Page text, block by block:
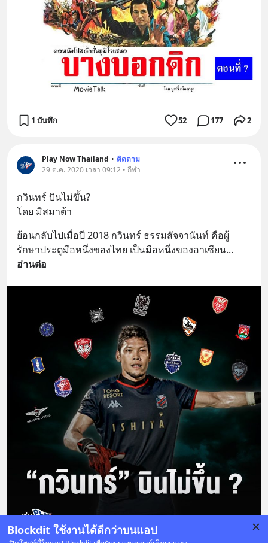
Blockdit ใช้งานได้ดีกว่าบนแอป
1 บันทึก 52 177 2
Play Now Thailand • ติดตาม
29 ต.ค. 2020 เวลา 09:12 • กีฬา
กวินทร์ บินไม่ขึ้น?
โดย มิสมาต้า
ย้อนกลับไปเมื่อปี 2018 กวินทร์ ธรรมสัจจานันท์ คือผู้
รักษาประตูมือหนึ่งของไทย เป็นมือหนึ่งของอาเซียน
อ่านต่อ